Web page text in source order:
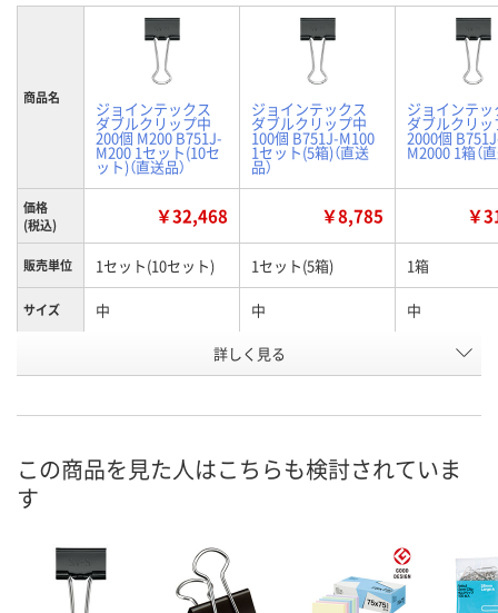
商品名
ジョインテックス
ダブルクリップ中
200個 M200 B751J-
M200 1セット(10セ
ット)（直送品）
ジョインテックス
ダブルクリップ中
100個 B751J-M100
1セット(5箱)（直送
品）
ジョインテッ
ダブルクリッ
2000個
M2000 1箱（
価格
(税込)
￥32,468 ￥8,785 ￥
販売単位 1セット(10セット) 1セット(5箱) 1箱
サイズ 中 中 中
KK93289 KK93288
カゴへ カ
詳しく見る
この商品を見た人はこちらも検討されていま
す